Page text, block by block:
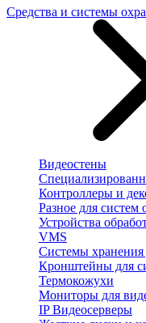
Средства и системы
Видеостены
Контроллеры и
Разное для систем
Устройства
VMS
Системы
Кронштейны для
Термокожухи
Мониторы для
IP Видеосерверы